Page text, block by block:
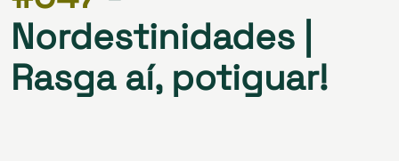
Nordestinidades |
Rasga aí, potiguar!